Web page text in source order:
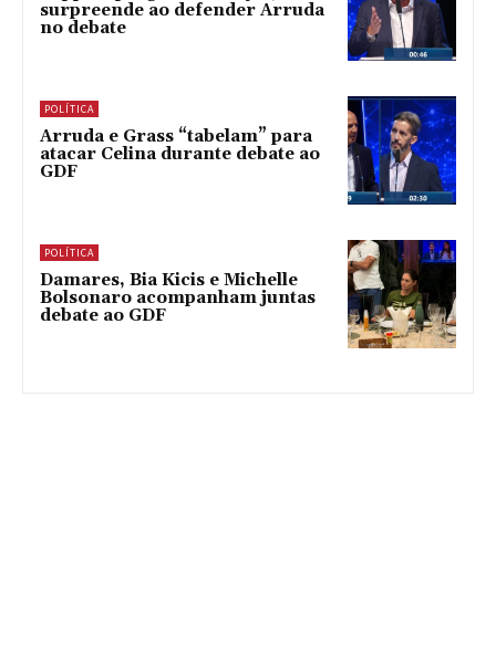
surpreende ao defender Arruda
no debate
POLÍTICA
Arruda e Grass “tabelam” para
atacar Celina durante debate ao
GDF
POLÍTICA
Damares, Bia Kicis e Michelle
Bolsonaro acompanham juntas
debate ao GDF